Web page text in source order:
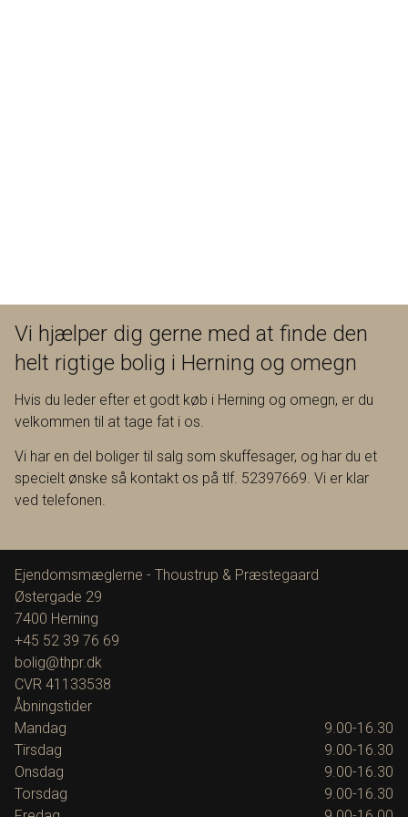
Vi hjælper dig gerne med at finde den
helt rigtige bolig i Herning og omegn
Hvis du leder efter et godt køb i Herning og omegn, er du
velkommen til at tage fat i os.
Vi har en del boliger til salg som skuffesager, og har du et
specielt ønske så kontakt os på tlf. 52397669. Vi er klar
ved telefonen.
Ejendomsmæglerne - Thoustrup & Præstegaard
Østergade 29
7400 Herning
+45 52 39 76 69
bolig@thpr.dk
CVR 41133538
Åbningstider
Mandag
9.00-16.30
Tirsdag
9.00-16.30
Onsdag
9.00-16.30
Torsdag
9.00-16.30